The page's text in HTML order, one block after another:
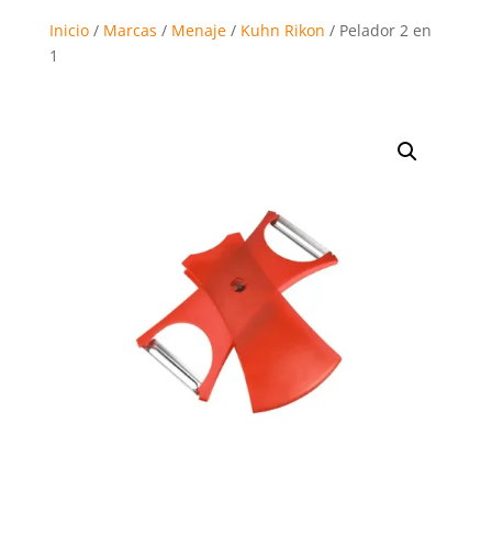
Inicio/ Marcas / Menaje/ Kuhn Rikon / Pelador 2 en
1